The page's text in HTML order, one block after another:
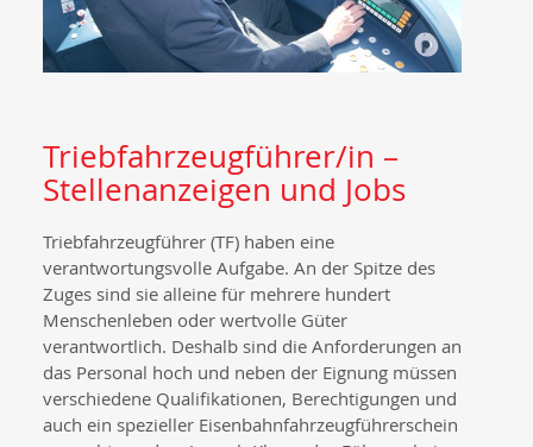
Triebfahrzeugführer/in –
Stellenanzeigen und Jobs
Triebfahrzeugführer (TF) haben eine
verantwortungsvolle Aufgabe. An der Spitze des
Zuges sind sie alleine für mehrere hundert
Menschenleben oder wertvolle Güter
verantwortlich. Deshalb sind die Anforderungen an
das Personal hoch und neben der Eignung müssen
verschiedene Qualifikationen, Berechtigungen und
auch ein spezieller Eisenbahnfahrzeugführerschein